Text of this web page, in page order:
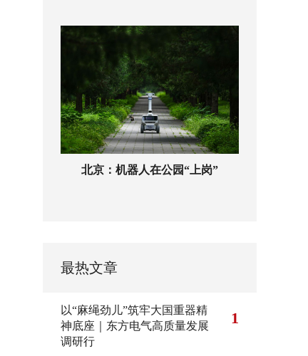
北京：机器人在公园“上岗”
最热文章
以“麻绳劲儿”筑牢大国重器精
神底座｜东方电气高质量发展
调研行
1